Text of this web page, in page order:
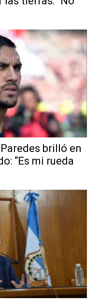
brilló en
“Es mi rueda